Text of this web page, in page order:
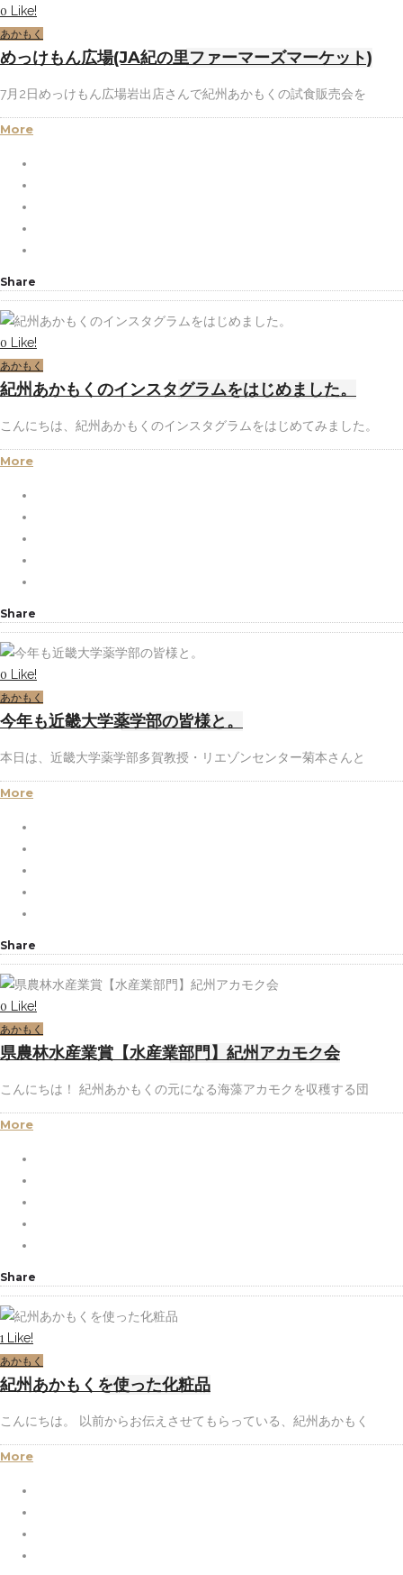
0 Like!
あかもく
めっけもん広場(JA紀の里ファーマーズマーケット)
7月2日めっけもん広場岩出店さんで紀州あかもくの試食販売会を
More
Share
0 Like!
あかもく
紀州あかもくのインスタグラムをはじめました。
こんにちは、紀州あかもくのインスタグラムをはじめてみました。
More
Share
0 Like!
あかもく
今年も近畿大学薬学部の皆様と。
本日は、近畿大学薬学部多賀教授・リエゾンセンター菊本さんと
More
Share
0 Like!
あかもく
県農林水産業賞【水産業部門】紀州アカモク会
こんにちは！ 紀州あかもくの元になる海藻アカモクを収穫する団
More
Share
1 Like!
あかもく
紀州あかもくを使った化粧品
こんにちは。 以前からお伝えさせてもらっている、紀州あかもく
More